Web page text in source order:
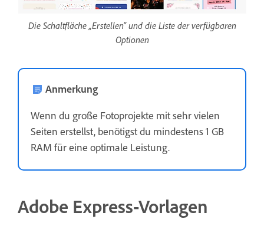
Die Schaltfläche „Erstellen“ und die Liste der verfügbaren
Optionen
Anmerkung
Wenn du große Fotoprojekte mit sehr vielen
Seiten erstellst, benötigst du mindestens 1 GB
RAM für eine optimale Leistung.
Adobe Express-Vorlagen